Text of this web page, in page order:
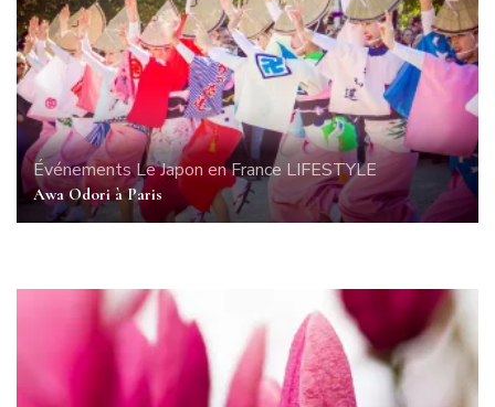
Événements Le Japon en France LIFESTYLE
Awa Odori à Paris
LIFESTYLE
Streetstyle : Take the High Road